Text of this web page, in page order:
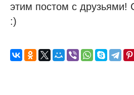
этим постом с друзьями!
:)